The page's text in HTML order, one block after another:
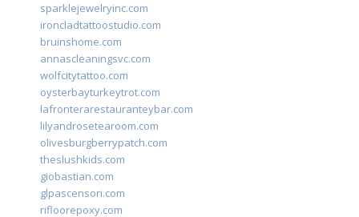
sparklejewelryinc.com
ironcladtattoostudio.com
bruinshome.com
annascleaningsvc.com
wolfcitytattoo.com
oysterbayturkeytrot.com
lafronterarestauranteybar.com
lilyandrosetearoom.com
olivesburgberrypatch.com
theslushkids.com
giobastian.com
glpascensori.com
rifloorepoxy.com